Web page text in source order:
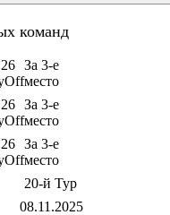
команд
За 3-е
место
За 3-е
место
За 3-е
место
20-й Тур
08.11.2025